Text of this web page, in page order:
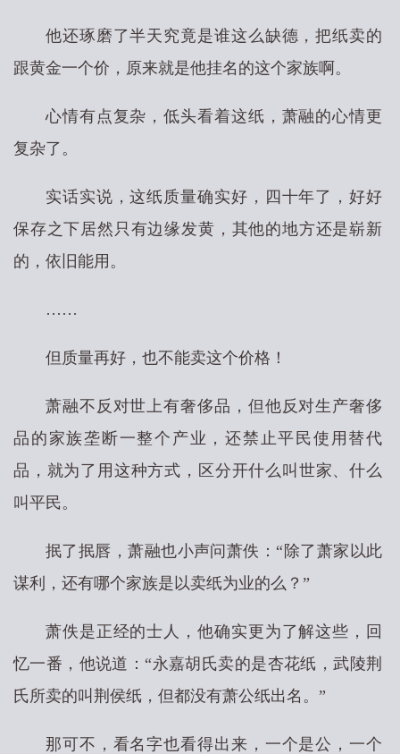
他还琢磨了半天究竟是谁这么缺德，把纸卖的
跟黄金一个价，原来就是他挂名的这个家族啊。
心情有点复杂，低头看着这纸，萧融的心情更
复杂了。
实话实说，这纸质量确实好，四十年了，好好
保存之下居然只有边缘发黄，其他的地方还是崭新
的，依旧能用。
……
但质量再好，也不能卖这个价格！
萧融不反对世上有奢侈品，但他反对生产奢侈
品的家族垄断一整个产业，还禁止平民使用替代
品，就为了用这种方式，区分开什么叫世家、什么
叫平民。
抿了抿唇，萧融也小声问萧佚：“除了萧家以此
谋利，还有哪个家族是以卖纸为业的么？”
萧佚是正经的士人，他确实更为了解这些，回
忆一番，他说道：“永嘉胡氏卖的是杏花纸，武陵荆
氏所卖的叫荆侯纸，但都没有萧公纸出名。”
那可不，看名字也看得出来，一个是公，一个